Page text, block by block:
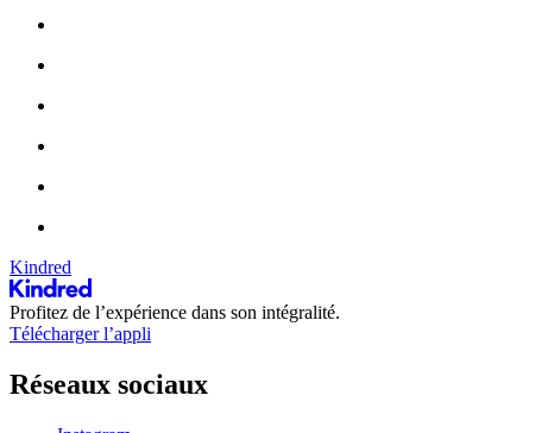
Kindred
Profitez de l’expérience dans son intégralité.
Télécharger l’appli
Réseaux sociaux